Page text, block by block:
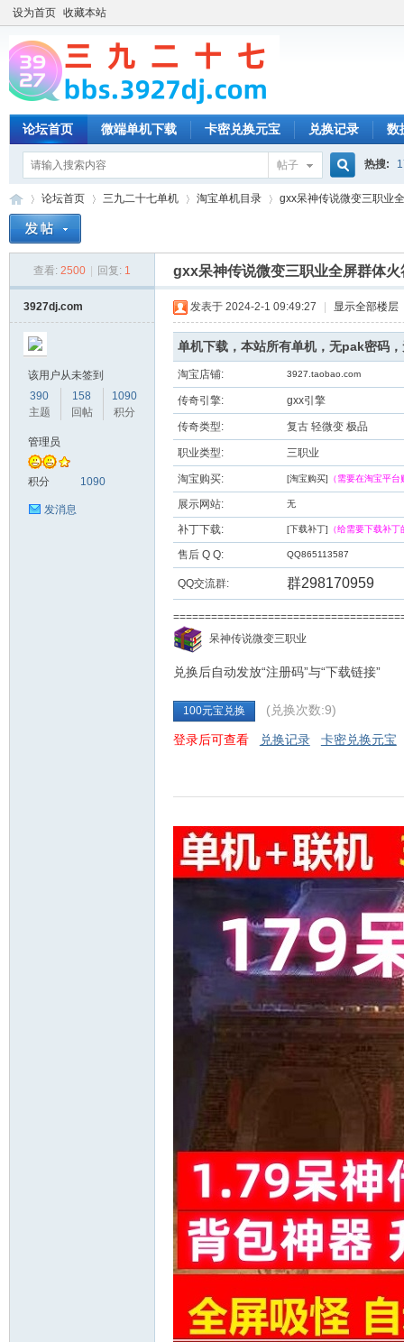
设为首页 收藏本站
论坛首页 微端单机下载 卡密兑换元宝 兑换记录 数
帖子
搜
索
热搜:
论坛首页
›
三九二十七单机
›
淘宝单机目录
›
gxx呆神传说微变三职业
查看: 2500 回复: 1 gxx呆神传说微变三职业全屏群体火
3927dj.com
该用户从未签到
390
主题
158
回帖
1090
积分
管理员
积分 1090
发消息
发表于 2024-2-1 09:49:27 显示全部楼层
单机下载，本站所有单机，无pak密码
淘宝店铺: 3927.taobao.com
传奇引擎: gxx引擎
传奇类型: 复古 轻微变 极品
职业类型: 三职业
淘宝购买: [淘宝购买] （需要在淘宝平
展示网站: 无
补丁下载: [下载补丁] （给需要下载补
售后 Q Q: QQ865113587
QQ交流群: 群298170959
呆神传说微变三职业
兑换后自动发放“注册码”与“下载链接”
100元宝兑换 (兑换次数:9)
登录后可查看 兑换记录 卡密兑换元宝